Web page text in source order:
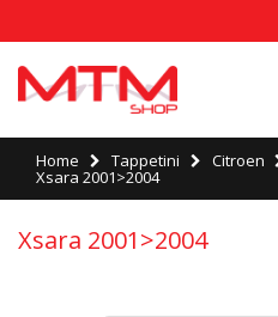
Home Tappetini Citroen
Xsara 2001>2004
Xsara 2001>2004